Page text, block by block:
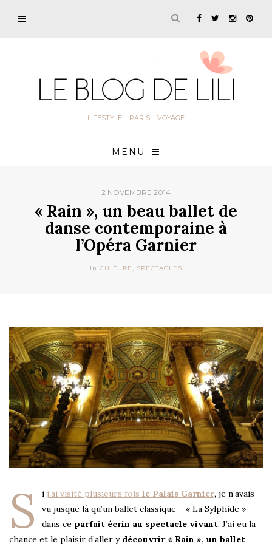
LIFESTYLE – PARIS – VOYAGE
MENU
2 NOVEMBRE 2014
« Rain », un beau ballet de
danse contemporaine à
l’Opéra Garnier
In CULTURE, SPECTACLES
S i j’ai visité plusieurs fois le Palais Garnier, je n’avais
vu jusque là qu’un ballet classique – « La Sylphide » –
dans ce parfait écrin au spectacle vivant. J’ai eu la
chance et le plaisir d’aller y découvrir « Rain », un ballet